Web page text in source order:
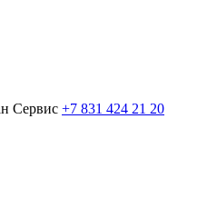
+7 831 424 21 20